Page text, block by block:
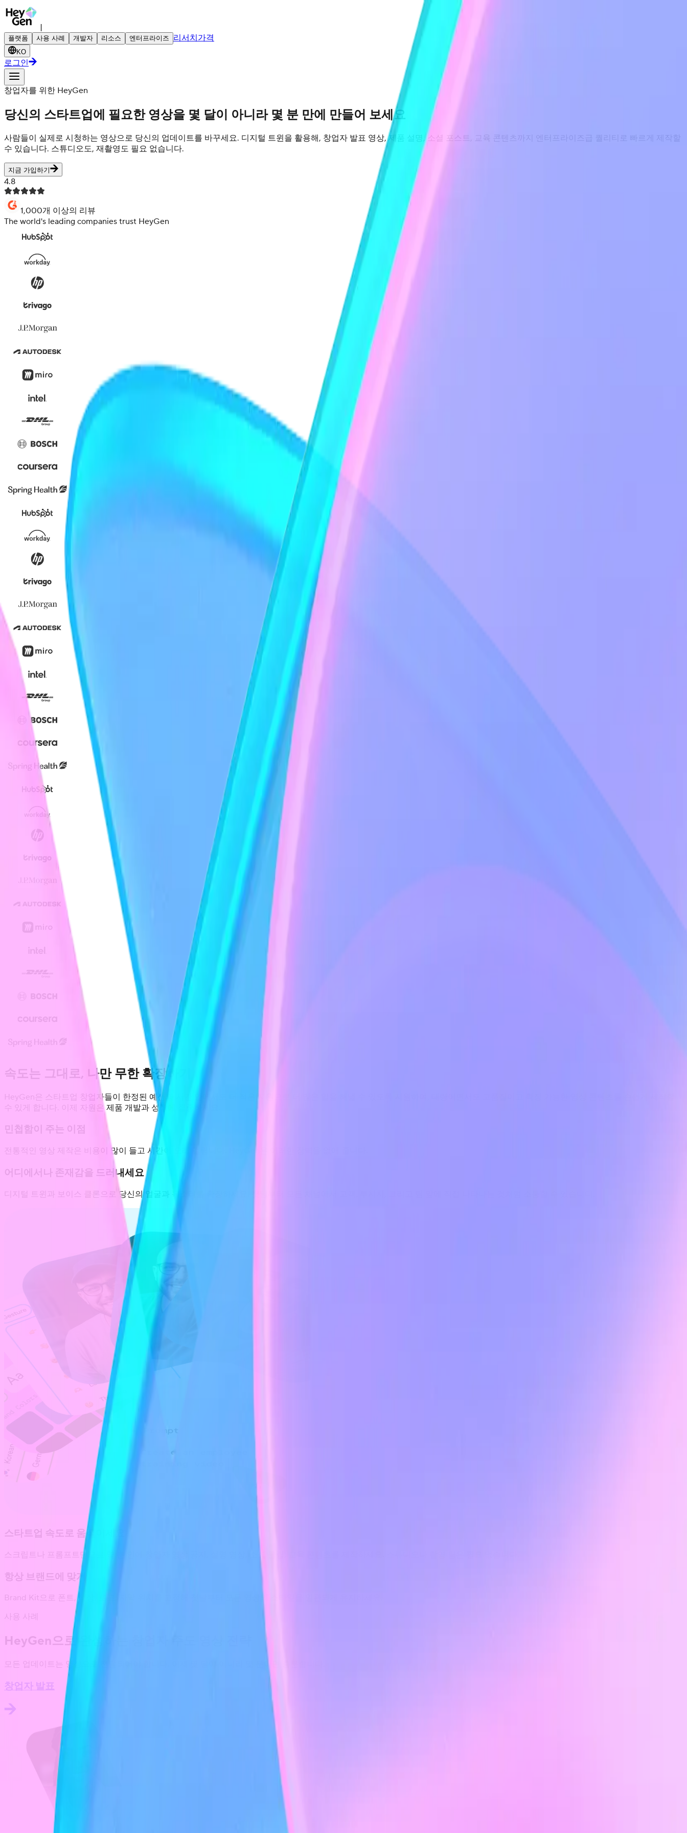
|
플랫폼 사용 사례 개발자 리소스 엔터프라이즈 리서치 가격
KO
로그인
창업자를 위한 HeyGen
당신의 스타트업에 필요한 영상을 몇 달이 아니라 몇 분 만에 만들어 보세요
사람들이 실제로 시청하는 영상으로 당신의 업데이트를 바꾸세요. 디지털 트윈을 활용해, 창업자 발표 영상, 제품 설명, 소셜 포스트, 교육 콘텐츠까지 엔터프라이즈급 퀄리티로 빠르게 제작할
수 있습니다. 스튜디오도, 재촬영도 필요 없습니다.
지금 가입하기
4.8
1,000개 이상의 리뷰
The world's leading companies trust HeyGen
속도는 그대로, 나만 무한 확장하기
HeyGen은 스타트업 창업자들이 한정된 예산과 시간 안에서도 더 적은 자원으로 더 많은 일을 해낼 수 있도록 지원하여, 대량이면서도 고품질이고 확장 가능한 영상 콘텐츠를 손쉽게 제작할
수 있게 합니다. 이제 자원은 제품 개발과 성장에 집중하세요.
전통적인 영상 제작은 비용이 많이 들고 시간이 오래 걸립니다. HeyGen은 이러한 장벽을 없애 줍니다.
어디에서나 존재감을 드러내세요
디지털 트윈과 보이스 클론으로 당신의 얼굴과 목소리를 확장하세요. 첫날부터 모든 채널에서 고객, 투자자, 그리고 팀 앞에 직접 나타나는 것처럼 소통할 수 있습니다.
스타트업 속도로 움직이세요
스크립트나 프롬프트만으로 몇 분 안에 창업자 영상 공지, 설명 영상, 소셜 클립, 교육 콘텐츠를 제작하세요. 스튜디오나 촬영 팀은 필요 없습니다.
항상 브랜드에 맞게
Brand Kit으로 폰트, 색상, 로고, 자막 위치를 고정해 첫날부터 모든 영상의 스타일을 일관되게 유지하세요.
HeyGen으로 완성하는 창업자 주도 영상 전략
모든 업데이트는 영상으로 전달되어야 합니다. 이제 몇 달이 아니라 몇 분이면 충분합니다.
창업자 발표